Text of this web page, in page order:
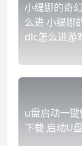
小缇娜的奇
么进 小缇娜
dlc怎么进游
u盘启动一
下载 启动U